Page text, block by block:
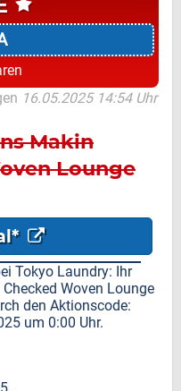
16.05.2025 14:54 Uhr
Makin
Lounge
£8,99
Tokyo Laundry: Ihr
Woven Lounge
den Aktionscode:
um 0:00 Uhr.